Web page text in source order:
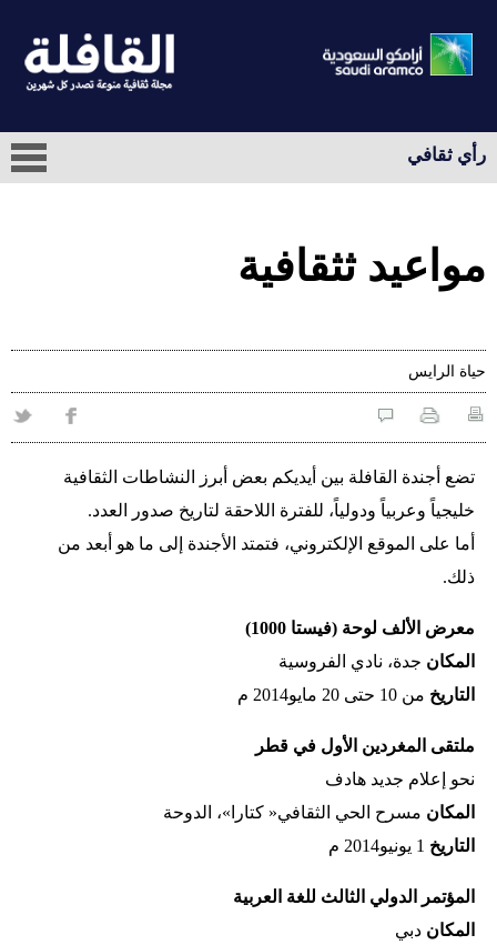
رأي ثقافي
مواعيد ثثقافية
حياة الرايس
تضع أجندة القافلة بين أيديكم بعض أبرز النشاطات الثقافية
خليجياً وعربياً ودولياً، للفترة اللاحقة لتاريخ صدور العدد.
أما على الموقع الإلكتروني، فتمتد الأجندة إلى ما هو أبعد من
ذلك.
معرض الألف لوحة (فيستا 1000)
المكان‭
التاريخ‭
ملتقى المغردين الأول في قطر
نحو‭ ‬إعلام‭ ‬جديد‭ ‬هادف
المكان‭
التاريخ‭ ‬1‭ ‬يونيو‭ ‬2014م
المؤتمر الدولي الثالث للغة العربية
المكان‭